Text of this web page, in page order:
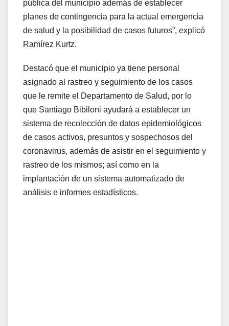
pública del municipio además de establecer
planes de contingencia para la actual emergencia
de salud y la posibilidad de casos futuros”, explicó
Ramírez Kurtz.
Destacó que el municipio ya tiene personal
asignado al rastreo y seguimiento de los casos
que le remite el Departamento de Salud, por lo
que Santiago Bibiloni ayudará a establecer un
sistema de recolección de datos epidemiológicos
de casos activos, presuntos y sospechosos del
coronavirus, además de asistir en el seguimiento y
rastreo de los mismos; así como en la
implantación de un sistema automatizado de
análisis e informes estadísticos.